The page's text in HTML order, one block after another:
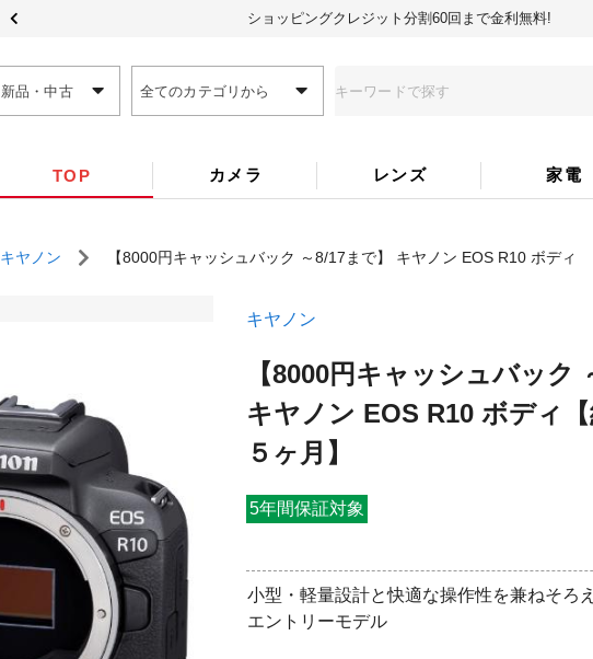
ショッピングクレジット分割60回まで金利無料!
新品・中古 全てのカテゴリから
TOP カメラ レンズ 家電
キヤノン 【8000円キャッシュバック ～8/17まで】 キヤノン EOS R10 ボディ
キヤノン
【8000円キャッシュバック
キヤノン EOS R10 ボディ
５ヶ月】
5年間保証対象
小型・軽量設計と快適な操作性を兼ねそろ
エントリーモデル